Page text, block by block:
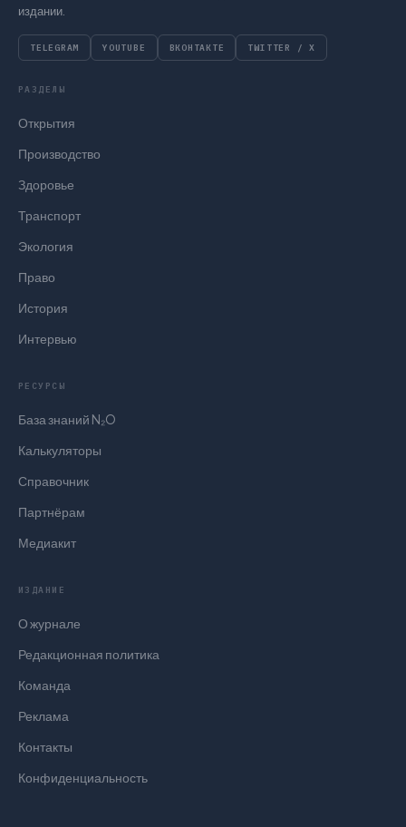
издании.
TELEGRAM YOUTUBE ВКОНТАКТЕ TWITTER / X
РАЗДЕЛЫ
Открытия
Производство
Здоровье
Транспорт
Экология
Право
История
Интервью
РЕСУРСЫ
База знаний N₂O
Калькуляторы
Справочник
Партнёрам
Медиакит
ИЗДАНИЕ
О журнале
Редакционная политика
Команда
Реклама
Контакты
Конфиденциальность